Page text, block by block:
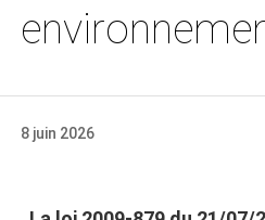
8 juin 2026